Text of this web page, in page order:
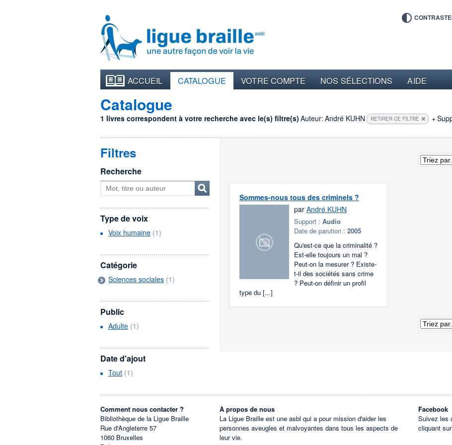
ACCUEIL CATALOGUE VOTRE COMPTE NOS SÉLECTIONS AIDE
Catalogue
1 livres correspondent à votre recherche avec le(s) filtre(s) Auteur: André KUHN RETIRER CE FILTRE +
Sommes-nous tous des criminels ?
parAndré KUHN
Support :Audio
Date de parution :2005
Qu'est-ce que la criminalité ?
Est-elle toujours un mal ?
Peut-on la mesurer ? Existe-
t-il des sociétés sans crime
? Peut-on définir un profil
type du [...]
Filtres
Recherche
Type de voix
Voix humaine (1)
Catégorie
Sciences sociales (1)
Public
Adulte (1)
Date d'ajout
Tout (1)
Comment nous contacter ?
Bibliothèque de la Ligue Braille
Rue d'Angleterre 57
1060 Bruxelles
À propos de nous
La Ligue Braille est une asbl qui a pour mission d'aider les
personnes aveugles et malvoyantes dans tous les aspects de
leur vie.
Facebook
Suivez les
cliquant